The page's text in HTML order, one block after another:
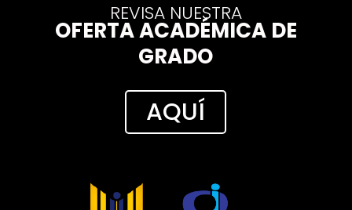
REVISA NUESTRA
OFERTA ACADÉMICA DE
GRADO
AQUÍ